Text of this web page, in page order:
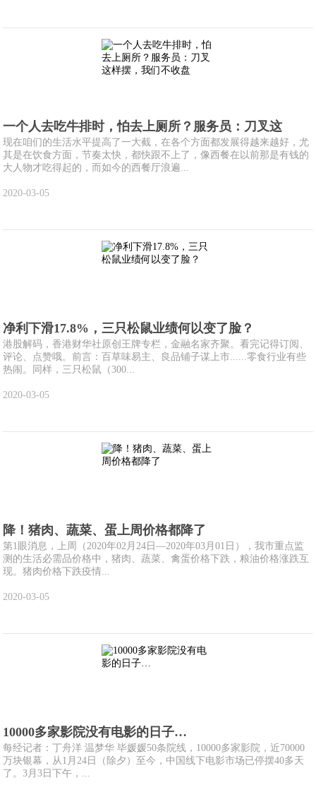
一个人去吃牛排时，怕去上厕所？服务员：刀叉这
现在咱们的生活水平提高了一大截，在各个方面都发展得越来越好，尤
其是在饮食方面，节奏太快，都快跟不上了，像西餐在以前那是有钱的
大人物才吃得起的，而如今的西餐厅浪遍...
2020-03-05
净利下滑17.8%，三只松鼠业绩何以变了脸？
港股解码，香港财华社原创王牌专栏，金融名家齐聚。看完记得订阅、
评论、点赞哦。前言：百草味易主、良品铺子谋上市......零食行业有些
热闹。同样，三只松鼠（300...
2020-03-05
降！猪肉、蔬菜、蛋上周价格都降了
第1眼消息，上周（2020年02月24日—2020年03月01日），我市重点监
测的生活必需品价格中，猪肉、蔬菜、禽蛋价格下跌，粮油价格涨跌互
现。猪肉价格下跌疫情...
2020-03-05
10000多家影院没有电影的日子…
每经记者：丁舟洋 温梦华 毕媛媛50条院线，10000多家影院，近70000
万块银幕，从1月24日（除夕）至今，中国线下电影市场已停摆40多天
了。3月3日下午，...